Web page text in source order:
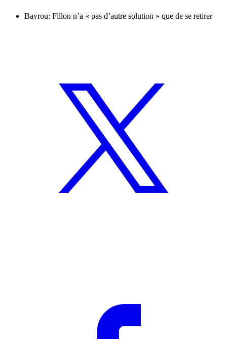
Bayrou: Fillon n’a « pas d’autre solution » que de se retirer